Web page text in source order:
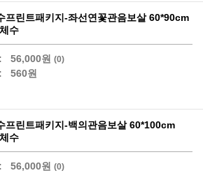
프린트패키지-좌선연꽃관음보살 60*90cm
수
56,000원 (0)
560원
프린트패키지-백의관음보살 60*100cm
수
56,000원 (0)